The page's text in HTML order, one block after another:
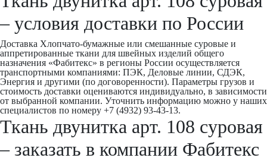
– условия доставки по России
Доставка Хлопчато-бумажные или смешанные суровые и
аппретированные ткани для швейных изделий общего
назначения «Фабитекс» в регионы России осуществляется
транспортными компаниями: ПЭК, Деловые линии, СДЭК,
Энергия и другими (по договоренности). Параметры грузов и
стоимость доставки оцениваются индивидуально, в зависимости
от выбранной компании. Уточнить информацию можно у наших
специалистов по номеру +7 (4932) 93-43-13.
Ткань двунитка арт. 108 суровая
– заказать в компании Фабитекс